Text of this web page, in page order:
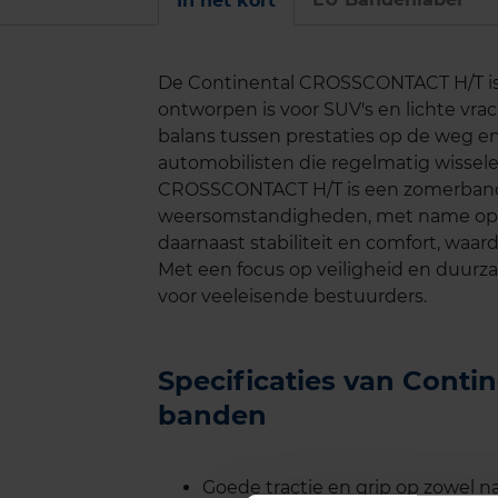
De Continental CROSSCONTACT H/
ontworpen is voor SUV's en lichte
balans tussen prestaties op de weg
automobilisten die regelmatig
CROSSCONTACT H/T is een
weersomstandigheden, met name
daarnaast stabiliteit en comfort,
Met een focus op veiligheid en
voor veeleisende bestuurders.
Specificaties van
banden
Goede tractie en grip op zowel